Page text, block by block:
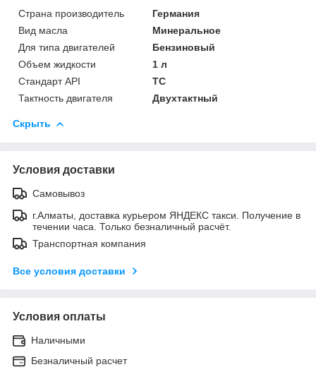
Страна производитель
Германия
Вид масла
Минеральное
Для типа двигателей
Бензиновый
Объем жидкости
1 л
Стандарт API
TC
Тактность двигателя
Двухтактный
Скрыть
Условия доставки
Самовывоз
г.Алматы, доставка курьером ЯНДЕКС такси. Получение в
течении часа. Только безналичный расчёт.
Транспортная компания
Все условия доставки
Условия оплаты
Наличными
Безналичный расчет